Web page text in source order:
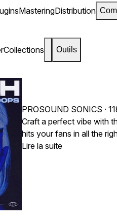
MasteringDistribution
Collections Outils
PROSOUND SONICS ·
Craft a perfect vibe with
hits your fans in all the
LOVE and fans ADORE
Lire la suite